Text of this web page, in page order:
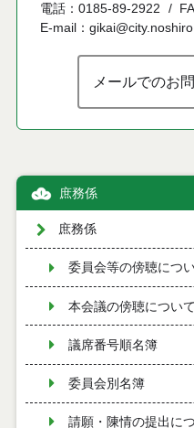
電話：0185-89-2922
E-mail：
メールでのお
庶務係
庶務係
委員会等の傍聴につ
本会議の傍聴について
議席番号順名簿
委員会別名簿
請願・陳情の提出に